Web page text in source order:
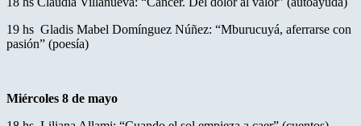
19 hs Gladis Mabel Domínguez Núñez: “Mburucuyá, aferrarse con
pasión” (poesía)
Miércoles 8 de mayo